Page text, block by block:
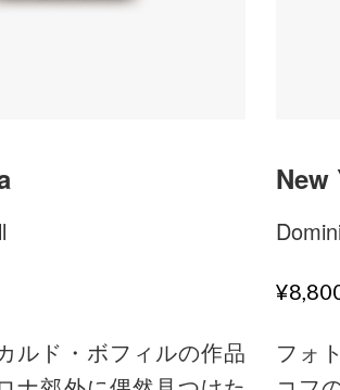
ルド・ボフィルの作品
フォ